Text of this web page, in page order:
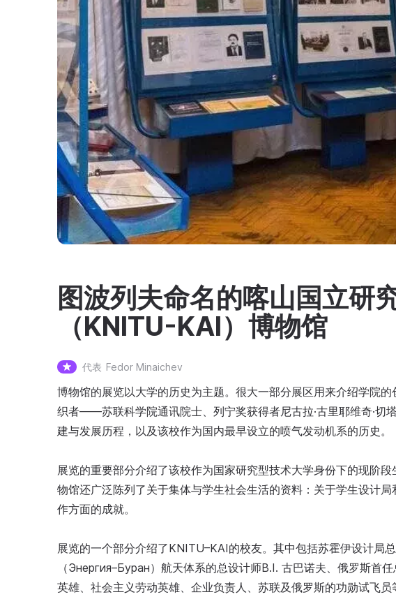
图波列夫命名的喀山国立研
（KNITU-KAI）博物馆
代表 Fedor Minaichev
博物馆的展览以大学的历史为主题。很大一部分展区用来介绍学院
织者——苏联科学院通讯院士、列宁奖获得者尼古拉·古里耶维奇·切
建与发展历程，以及该校作为国内最早设立的喷气发动机系的历史。
展览的重要部分介绍了该校作为国家研究型技术大学身份下的现阶
物馆还广泛陈列了关于集体与学生社会生活的资料：关于学生设计
作方面的成就。
展览的一个部分介绍了KNITU–KAI的校友。其中包括苏霍伊设计局
（Энергия–Буран）航天体系的总设计师B.I. 古巴诺夫、俄罗斯首
英雄、社会主义劳动英雄、企业负责人、苏联及俄罗斯的功勋试飞员